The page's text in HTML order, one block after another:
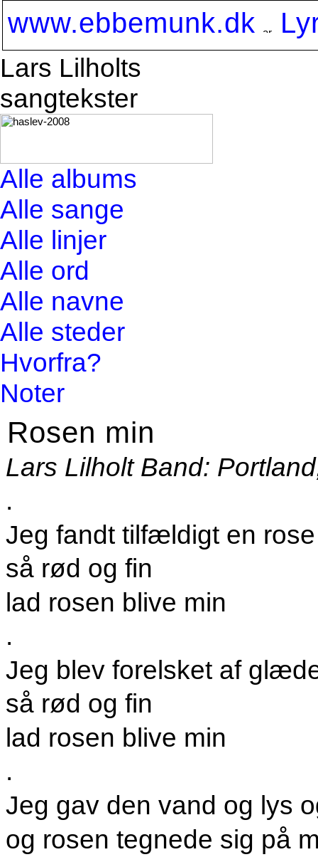
www.ebbemunk.dk
Lars Lilholts
sangtekster
Alle albums
Alle sange
Alle linjer
Alle ord
Alle navne
Alle steder
Hvorfra?
Noter
Rosen min
Lars Lilholt Band:
.
Jeg fandt tilfældigt en rose
så rød og fin
lad rosen blive min
.
Jeg blev forelsket af
så rød og fin
lad rosen blive min
.
Jeg gav den vand og lys
og rosen tegnede sig på